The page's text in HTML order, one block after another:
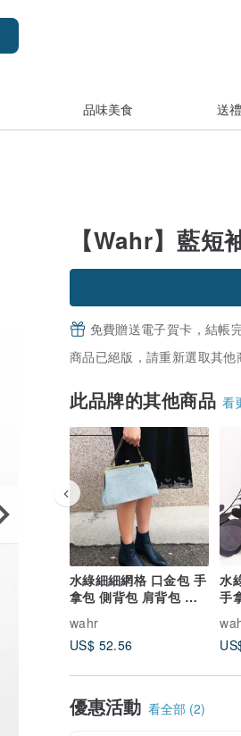
品味美食 送
【Wahr】藍短
免費贈送電子賀卡，結帳
商品已絕版，請重新選取其他
此品牌的其他商品 看
水綠細細網格 口金包 手
拿包 側背包 肩背包 隨
wahr
US$ 52.56
水
手
優惠活動 看全部 (2)